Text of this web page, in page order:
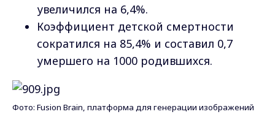
увеличился на 6,4%.
Коэффициент детской смертности
сократился на 85,4% и составил 0,7
умершего на 1000 родившихся.
Фото: Fusion Brain, платформа для генерации изображений